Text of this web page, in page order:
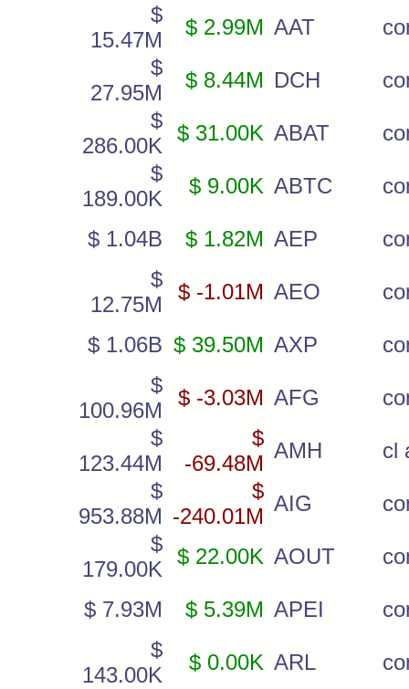
$
15.47M
$ 2.99M AAT
$
27.95M
$ 8.44M DCH
$
286.00K
$ 31.00K ABAT
$
189.00K
$ 9.00K ABTC
$ 1.04B $ 1.82M AEP
$
12.75M
$ -1.01M AEO
$ 1.06B $ 39.50M AXP
$
100.96M
$ -3.03M AFG
$
123.44M
$
-69.48M
AMH
cl
$
953.88M
$
-240.01M
AIG
$
179.00K
$ 22.00K AOUT
$ 7.93M $ 5.39M APEI
$
143.00K
$ 0.00K ARL